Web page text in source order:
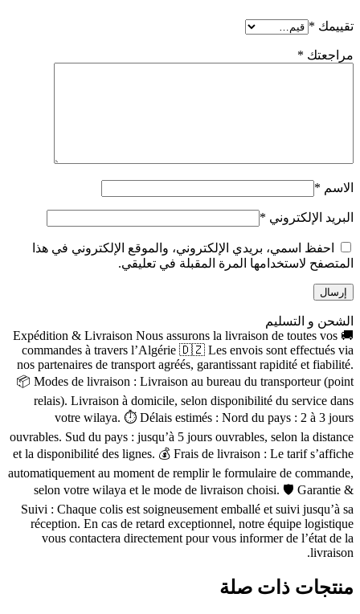
تقييمك *
مراجعتك *
الاسم *
البريد الإلكتروني *
احفظ اسمي، بريدي الإلكتروني، والموقع الإلكتروني في هذا
المتصفح لاستخدامها المرة المقبلة في تعليقي.
الشحن و التسليم
🚚 Expédition & Livraison Nous assurons la livraison de toutes vos
commandes à travers l’Algérie 🇩🇿 Les envois sont effectués via
nos partenaires de transport agréés, garantissant rapidité et fiabilité.
📦 Modes de livraison : Livraison au bureau du transporteur (point
relais). Livraison à domicile, selon disponibilité du service dans
votre wilaya. ⏱ Délais estimés : Nord du pays : 2 à 3 jours
ouvrables. Sud du pays : jusqu’à 5 jours ouvrables, selon la distance
et la disponibilité des lignes. 💰 Frais de livraison : Le tarif s’affiche
automatiquement au moment de remplir le formulaire de commande,
selon votre wilaya et le mode de livraison choisi. 🛡 Garantie &
Suivi : Chaque colis est soigneusement emballé et suivi jusqu’à sa
réception. En cas de retard exceptionnel, notre équipe logistique
vous contactera directement pour vous informer de l’état de la
livraison.
منتجات ذات صلة